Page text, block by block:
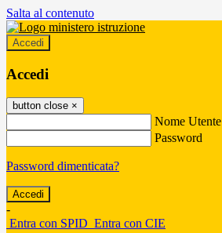
Salta al contenuto
Accedi
Accedi
button close ×
Nome Utente
Password
Password dimenticata?
-
Entra con SPID Entra con CIE